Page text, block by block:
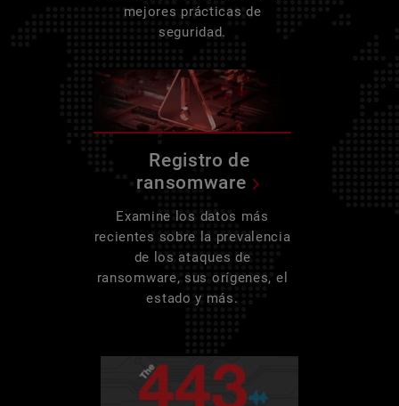
mejores prácticas de
seguridad.
Registro de
ransomware
Examine los datos más
recientes sobre la prevalencia
de los ataques de
ransomware, sus orígenes, el
estado y más.